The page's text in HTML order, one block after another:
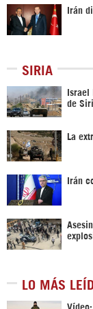
Irán
SIRIA
Israel
de
La
Irán
LO MÁS